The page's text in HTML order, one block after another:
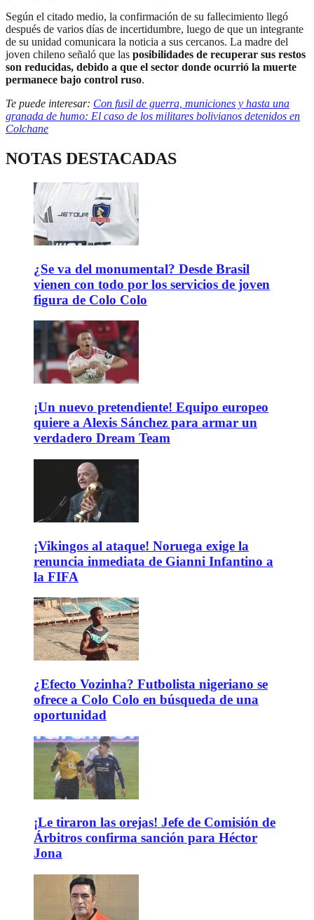
Según el citado medio, la confirmación de su fallecimiento llegó
después de varios días de incertidumbre, luego de que un integrante
de su unidad comunicara la noticia a sus cercanos. La madre del
joven chileno señaló que las posibilidades de recuperar sus restos
son reducidas, debido a que el sector donde ocurrió la muerte
permanece bajo control ruso.
Te puede interesar: Con fusil de guerra, municiones y hasta una
granada de humo: El caso de los militares bolivianos detenidos en
Colchane
NOTAS DESTACADAS
¿Se va del monumental? Desde Brasil
vienen con todo por los servicios de joven
figura de Colo Colo
¡Un nuevo pretendiente! Equipo europeo
quiere a Alexis Sánchez para armar un
verdadero Dream Team
¡Vikingos al ataque! Noruega exige la
renuncia inmediata de Gianni Infantino a
la FIFA
¿Efecto Vozinha? Futbolista nigeriano se
ofrece a Colo Colo en búsqueda de una
oportunidad
¡Le tiraron las orejas! Jefe de Comisión de
Árbitros confirma sanción para Héctor
Jona